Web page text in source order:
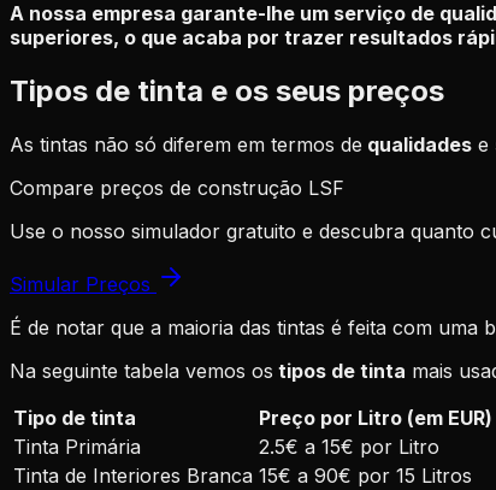
A nossa empresa garante-lhe um serviço de
superiores, o que acaba por trazer resultados
Tipos de tinta e os seus preços
As tintas não só diferem em termos de qualidades e
Compare preços de construção LSF
Use o nosso simulador gratuito e descubra quanto
Simular Preços
É de notar que a maioria das tintas é feita com uma
Na seguinte tabela vemos os tipos de tinta mais
Tipo de tinta
Preço por Litro (em EUR)
Tinta Primária
2.5€ a 15€ por Litro
Tinta de Interiores Branca 15€ a 90€ por 15 Litros